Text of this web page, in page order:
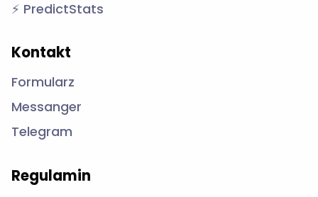
Formularz
Messanger
Telegram
Regulamin